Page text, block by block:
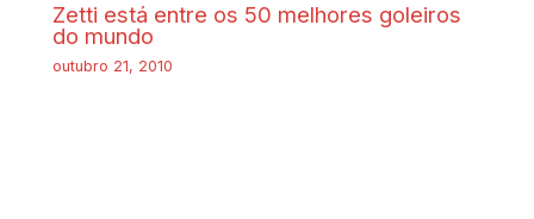
Zetti está entre os 50 melhores goleiros
do mundo
outubro 21, 2010